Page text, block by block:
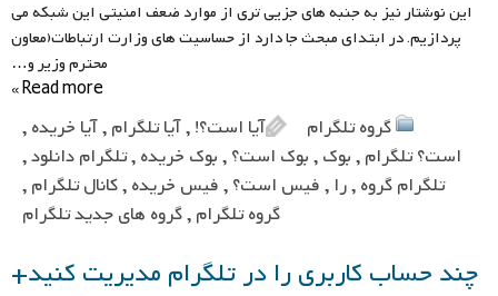
این نوشتار نیز به جنبه های جزیی تری از موارد ضعف امنیتی این شبکه می
پردازیم. در ابتدای مبحث جا دارد از حساسیت های وزارت ارتباطات(معاون
محترم وزیر و…
Read more »
گروه تلگرام آیا است؟!,آیا تلگرام,آیا خریده,
است؟ تلگرام,بوک,بوک است؟,بوک خریده,تلگرام دانلود,
تلگرام گروه,را, فیس است؟,فیس خریده,کانال تلگرام,
گروه تلگرام,گروه های جدید تلگرام
چند حساب کاربری را در تلگرام مدیریت کنید+